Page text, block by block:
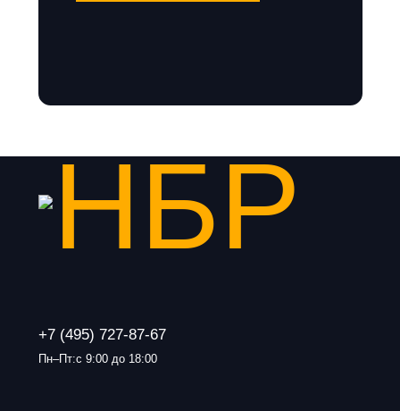
+7 (495) 727-87-67
Пн–Пт:с 9:00 до 18:00